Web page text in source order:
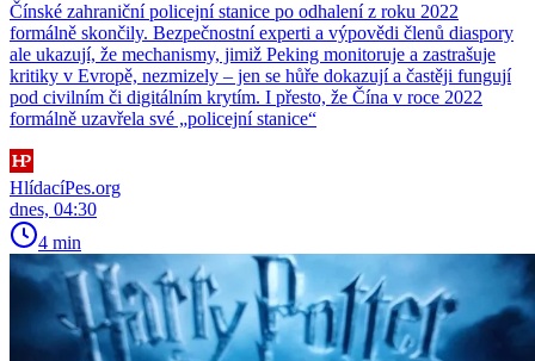
Čínské zahraniční policejní stanice po odhalení z roku 2022
formálně skončily. Bezpečnostní experti a výpovědi členů diaspory
ale ukazují, že mechanismy, jimiž Peking monitoruje a zastrašuje
kritiky v Evropě, nezmizely – jen se hůře dokazují a častěji fungují
pod civilním či digitálním krytím. I přesto, že Čína v roce 2022
formálně uzavřela své „policejní stanice“
HlídacíPes.org
dnes, 04:30
4 min